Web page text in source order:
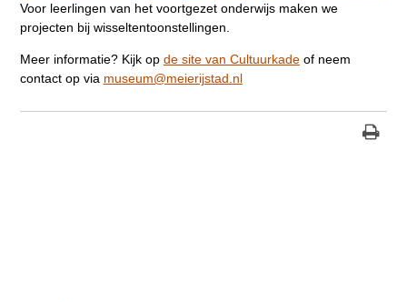
Voor leerlingen van het voortgezet onderwijs maken we
projecten bij wisseltentoonstellingen.
Meer informatie? Kijk op de site van Cultuurkadeof neem
contact op via museum@meierijstad.nl